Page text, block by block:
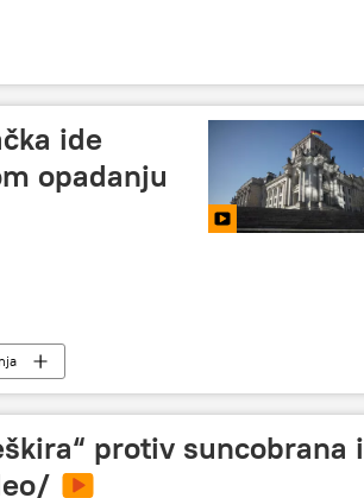
ide
opadanju
protiv suncobrana i